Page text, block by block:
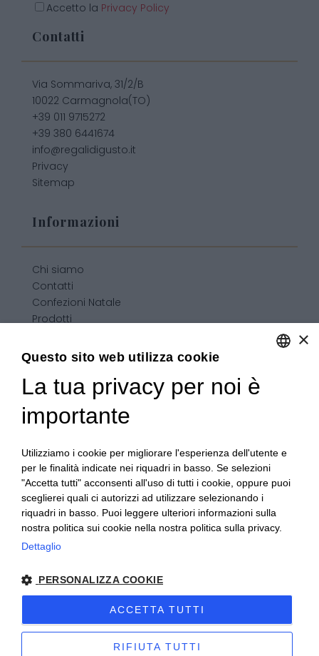
Accetto la Privacy Policy
Contatti
Via Sommariva, 31/2/B
10022 Carmagnola(TO)
+39 011 9715272
+39 380 6441674
info@regalidigusto.it
Privacy
Sitemap
Informazioni
Chi siamo
Contatti
Confezioni Natale
Prodotti
Condizioni generali di vendita
Copyright 2020© Regali Digusto è un marchio di Olio
Becchis di Becchis Danilo - Via Sommariva, 31/2/B -
10022 Carmagnola (TO) - PIVA 07980320019
×
Questo sito web utilizza cookie
La tua privacy per noi è
importante
Utilizziamo i cookie per migliorare l'esperienza dell'utente e
per le finalità indicate nei riquadri in basso. Se selezioni
"Accetta tutti" acconsenti all'uso di tutti i cookie, oppure puoi
sceglierei quali ci autorizzi ad utilizzare selezionando i
riquadri in basso. Puoi leggere ulteriori informazioni sulla
nostra politica sui cookie nella nostra politica sulla privacy.
Dettaglio
PERSONALIZZA COOKIE
ACCETTA TUTTI
RIFIUTA TUTTI